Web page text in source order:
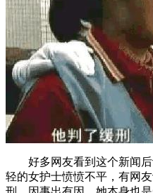
好多网友看到这个新闻
轻的女护士愤愤不平，有网